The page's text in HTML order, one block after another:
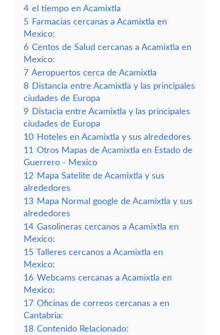
4 el tiempo en Acamixtla
5 Farmacias cercanas a Acamixtla en
Mexico:
6 Centos de Salud cercanas a Acamixtla en
Mexico:
7 Aeropuertos cerca de Acamixtla
8 Distancia entre Acamixtla y las principales
ciudades de Europa
9 Distacia entre Acamixtla y las principales
ciudades de Europa
10 Hoteles en Acamixtla y sus alrededores
11 Otros Mapas de Acamixtla en Estado de
Guerrero - Mexico
12 Mapa Satelite de Acamixtla y sus
alrededores
13 Mapa Normal google de Acamixtla y sus
alrededores
14 Gasolineras cercanos a Acamixtla en
Mexico:
15 Talleres cercanos a Acamixtla en
Mexico:
16 Webcams cercanas a Acamixtla en
Mexico:
17 Oficinas de correos cercanas a en
Cantabria:
18 Contenido Relacionado: